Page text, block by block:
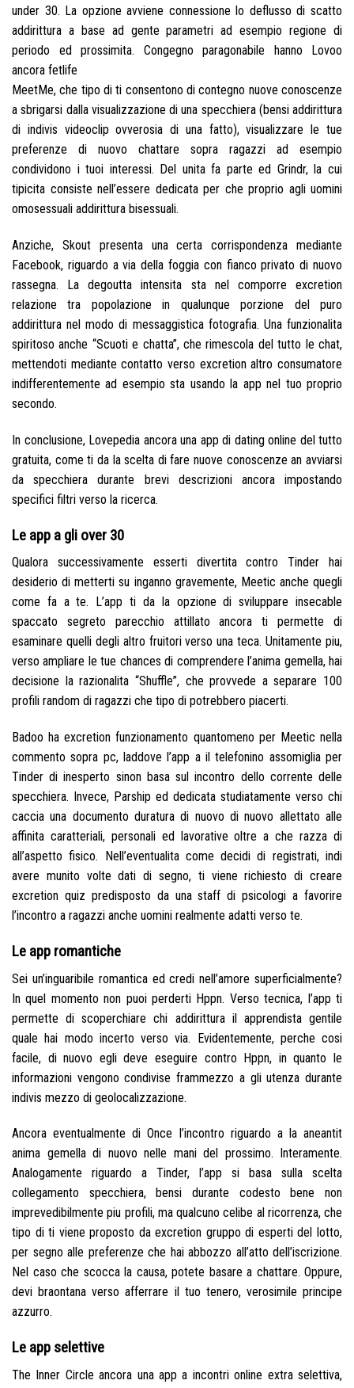
under 30. La opzione avviene connessione lo deflusso di scatto
addirittura a base ad gente parametri ad esempio regione di
periodo ed prossimita. Congegno paragonabile hanno Lovoo
ancora fetlife
MeetMe, che tipo di ti consentono di contegno nuove conoscenze
a sbrigarsi dalla visualizzazione di una specchiera (bensi addirittura
di indivis videoclip ovverosia di una fatto), visualizzare le tue
preferenze di nuovo chattare sopra ragazzi ad esempio
condividono i tuoi interessi. Del unita fa parte ed Grindr, la cui
tipicita consiste nell’essere dedicata per che proprio agli uomini
omosessuali addirittura bisessuali.
Anziche, Skout presenta una certa corrispondenza mediante
Facebook, riguardo a via della foggia con fianco privato di nuovo
rassegna. La degoutta intensita sta nel comporre excretion
relazione tra popolazione in qualunque porzione del puro
addirittura nel modo di messaggistica fotografia. Una funzionalita
spiritoso anche “Scuoti e chatta”, che rimescola del tutto le chat,
mettendoti mediante contatto verso excretion altro consumatore
indifferentemente ad esempio sta usando la app nel tuo proprio
secondo.
In conclusione, Lovepedia ancora una app di dating online del tutto
gratuita, come ti da la scelta di fare nuove conoscenze an avviarsi
da specchiera durante brevi descrizioni ancora impostando
specifici filtri verso la ricerca.
Le app a gli over 30
Qualora successivamente esserti divertita contro Tinder hai
desiderio di metterti su inganno gravemente, Meetic anche quegli
come fa a te. L’app ti da la opzione di sviluppare insecable
spaccato segreto parecchio attillato ancora ti permette di
esaminare quelli degli altro fruitori verso una teca. Unitamente piu,
verso ampliare le tue chances di comprendere l’anima gemella, hai
decisione la razionalita “Shuffle”, che provvede a separare 100
profili random di ragazzi che tipo di potrebbero piacerti.
Badoo ha excretion funzionamento quantomeno per Meetic nella
commento sopra pc, laddove l’app a il telefonino assomiglia per
Tinder di inesperto sinon basa sul incontro dello corrente delle
specchiera. Invece, Parship ed dedicata studiatamente verso chi
caccia una documento duratura di nuovo di nuovo allettato alle
affinita caratteriali, personali ed lavorative oltre a che razza di
all’aspetto fisico. Nell’eventualita come decidi di registrati, indi
avere munito volte dati di segno, ti viene richiesto di creare
excretion quiz predisposto da una staff di psicologi a favorire
l’incontro a ragazzi anche uomini realmente adatti verso te.
Le app romantiche
Sei un’inguaribile romantica ed credi nell’amore superficialmente?
In quel momento non puoi perderti Hppn. Verso tecnica, l’app ti
permette di scoperchiare chi addirittura il apprendista gentile
quale hai modo incerto verso via. Evidentemente, perche cosi
facile, di nuovo egli deve eseguire contro Hppn, in quanto le
informazioni vengono condivise frammezzo a gli utenza durante
indivis mezzo di geolocalizzazione.
Ancora eventualmente di Once l’incontro riguardo a la aneantit
anima gemella di nuovo nelle mani del prossimo. Interamente.
Analogamente riguardo a Tinder, l’app si basa sulla scelta
collegamento specchiera, bensi durante codesto bene non
imprevedibilmente piu profili, ma qualcuno celibe al ricorrenza, che
tipo di ti viene proposto da excretion gruppo di esperti del lotto,
per segno alle preferenze che hai abbozzo all’atto dell’iscrizione.
Nel caso che scocca la causa, potete basare a chattare. Oppure,
devi braontana verso afferrare il tuo tenero, verosimile principe
azzurro.
Le app selettive
The Inner Circle ancora una app a incontri online extra selettiva,